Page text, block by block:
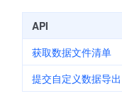
API
获取数据文件清单
提交自定义数据导出